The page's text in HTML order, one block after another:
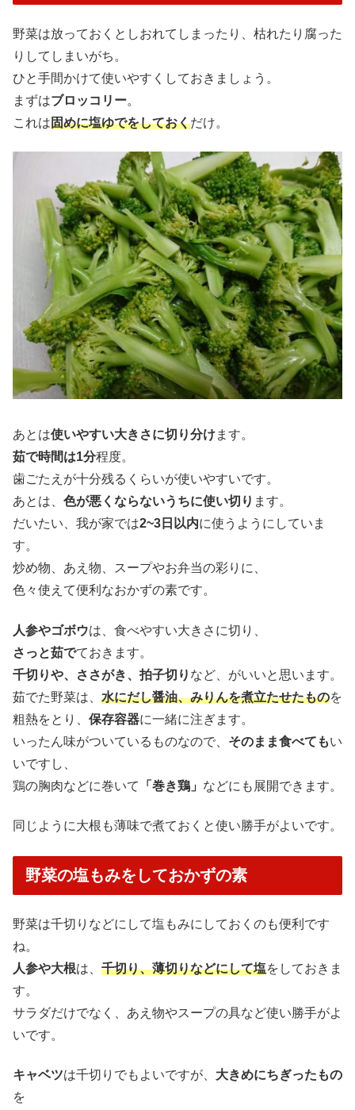
野菜は放っておくとしおれてしまったり、枯れたり腐った
りしてしまいがち。
ひと手間かけて使いやすくしておきましょう。
まずはブロッコリー。
これは固めに塩ゆでをしておくだけ。
あとは使いやすい大きさに切り分けます。
茹で時間は1分程度。
歯ごたえが十分残るくらいが使いやすいです。
あとは、 色が悪くならないうちに使い切り ます。
だいたい、我が家では2~3日以内に使うようにしていま
す。
炒め物、あえ物、スープやお弁当の彩りに、
色々使えて便利なおかずの素です。
人参やゴボウは、食べやすい大きさに切り、
さっと茹でておきます。
千切りや、ささがき、拍子切り など、がいいと思います。
茹でた野菜は、 水にだし醤油、みりんを煮立たせたものを
粗熱をとり、 保存容器に一緒に注ぎます。
いったん味がついているものなので、 そのまま食べてもい
いですし、
鶏の胸肉などに巻いて
「巻き鶏」 などにも展開できます。
同じように大根も薄味で煮ておくと使い勝手がよいです。
野菜の塩もみをしておかずの素
野菜は千切りなどにして塩もみにしておくのも便利です
ね。
人参や大根は、 千切り、薄切りなどにして塩をしておきま
す。
サラダだけでなく、あえ物やスープの具など使い勝手がよ
いです。
キャベツは千切りでもよいですが、 大きめにちぎったもの
を